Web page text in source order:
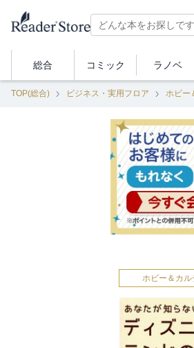
総合 コミック ラノベ
TOP(総合) ビジネス・実用フロア ホビー
ホビー＆カル